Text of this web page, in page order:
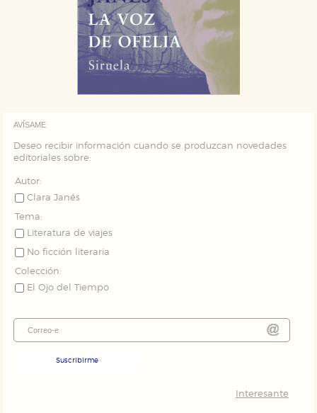
AVÍSAME
Deseo recibir información cuando se produzcan novedades
editoriales sobre:
Autor:
Clara Janés
Tema:
Literatura de viajes
No ficción literaria
Colección:
El Ojo del Tiempo
Suscribirme
Interesante